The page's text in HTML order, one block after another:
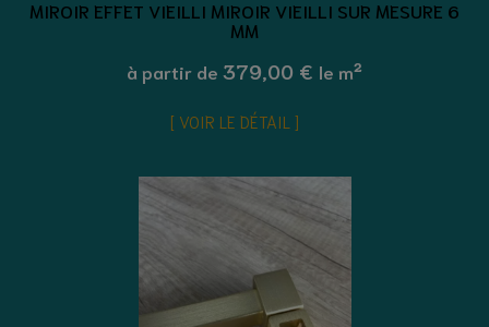
MIROIR EFFET VIEILLI MIROIR VIEILLI SUR MESURE 6
MM
à partir de 379,00 € le m²
VOIR LE DÉTAIL